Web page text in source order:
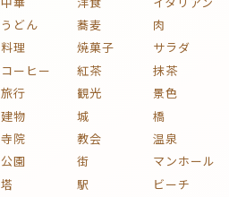
うどん 蕎麦
肉
料理 焼菓子
サラダ
コーヒー 紅茶
抹茶
旅行 観光
景色
建物 城
橋
寺院 教会
温泉
公園 街
マンホール
塔 駅
ビーチ